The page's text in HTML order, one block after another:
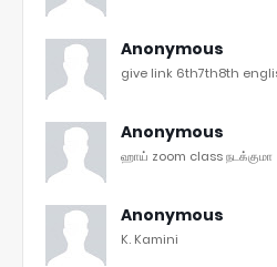
Anonymous
give link 6th7th8th
Anonymous
ஹாய் zoom class நடக்குமா
Anonymous
K. Kamini